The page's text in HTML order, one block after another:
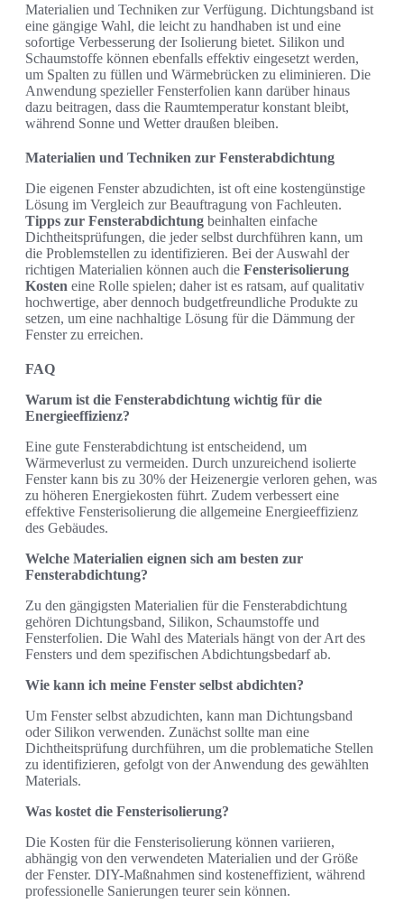
Materialien und Techniken zur Verfügung. Dichtungsband ist
eine gängige Wahl, die leicht zu handhaben ist und eine
sofortige Verbesserung der Isolierung bietet. Silikon und
Schaumstoffe können ebenfalls effektiv eingesetzt werden,
um Spalten zu füllen und Wärmebrücken zu eliminieren. Die
Anwendung spezieller Fensterfolien kann darüber hinaus
dazu beitragen, dass die Raumtemperatur konstant bleibt,
während Sonne und Wetter draußen bleiben.
Materialien und Techniken zur Fensterabdichtung
Die eigenen Fenster abzudichten, ist oft eine kostengünstige
Lösung im Vergleich zur Beauftragung von Fachleuten.
Tipps zur Fensterabdichtung beinhalten einfache
Dichtheitsprüfungen, die jeder selbst durchführen kann, um
die Problemstellen zu identifizieren. Bei der Auswahl der
richtigen Materialien können auch die Fensterisolierung
Kosten eine Rolle spielen; daher ist es ratsam, auf qualitativ
hochwertige, aber dennoch budgetfreundliche Produkte zu
setzen, um eine nachhaltige Lösung für die Dämmung der
Fenster zu erreichen.
FAQ
Warum ist die Fensterabdichtung wichtig für die
Energieeffizienz?
Eine gute Fensterabdichtung ist entscheidend, um
Wärmeverlust zu vermeiden. Durch unzureichend isolierte
Fenster kann bis zu 30% der Heizenergie verloren gehen, was
zu höheren Energiekosten führt. Zudem verbessert eine
effektive Fensterisolierung die allgemeine Energieeffizienz
des Gebäudes.
Welche Materialien eignen sich am besten zur
Fensterabdichtung?
Zu den gängigsten Materialien für die Fensterabdichtung
gehören Dichtungsband, Silikon, Schaumstoffe und
Fensterfolien. Die Wahl des Materials hängt von der Art des
Fensters und dem spezifischen Abdichtungsbedarf ab.
Wie kann ich meine Fenster selbst abdichten?
Um Fenster selbst abzudichten, kann man Dichtungsband
oder Silikon verwenden. Zunächst sollte man eine
Dichtheitsprüfung durchführen, um die problematiche Stellen
zu identifizieren, gefolgt von der Anwendung des gewählten
Materials.
Was kostet die Fensterisolierung?
Die Kosten für die Fensterisolierung können variieren,
abhängig von den verwendeten Materialien und der Größe
der Fenster. DIY-Maßnahmen sind kosteneffizient, während
professionelle Sanierungen teurer sein können.